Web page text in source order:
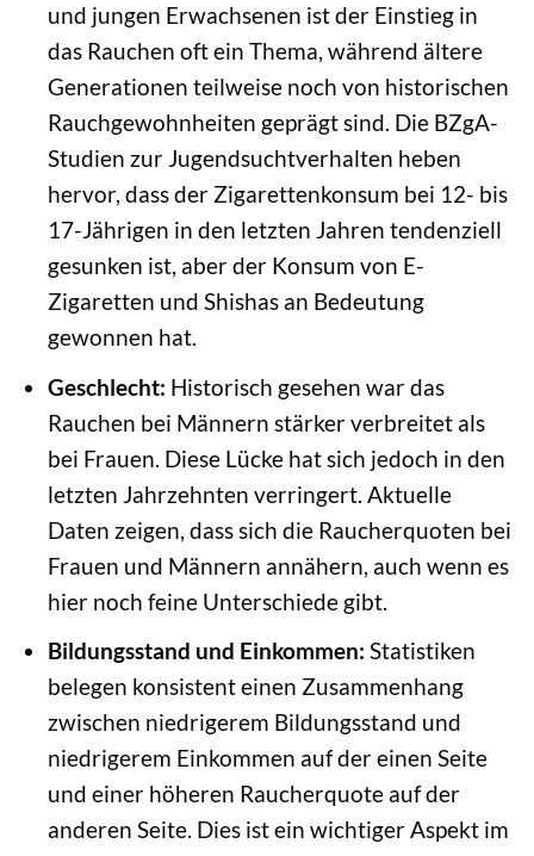
und jungen Erwachsenen ist der Einstieg in
das Rauchen oft ein Thema, während ältere
Generationen teilweise noch von historischen
Rauchgewohnheiten geprägt sind. Die BZgA-
Studien zur Jugendsuchtverhalten heben
hervor, dass der Zigarettenkonsum bei 12- bis
17-Jährigen in den letzten Jahren tendenziell
gesunken ist, aber der Konsum von E-
Zigaretten und Shishas an Bedeutung
gewonnen hat.
Geschlecht: Historisch gesehen war das
Rauchen bei Männern stärker verbreitet als
bei Frauen. Diese Lücke hat sich jedoch in den
letzten Jahrzehnten verringert. Aktuelle
Daten zeigen, dass sich die Raucherquoten bei
Frauen und Männern annähern, auch wenn es
hier noch feine Unterschiede gibt.
Bildungsstand und Einkommen: Statistiken
belegen konsistent einen Zusammenhang
zwischen niedrigerem Bildungsstand und
niedrigerem Einkommen auf der einen Seite
und einer höheren Raucherquote auf der
anderen Seite. Dies ist ein wichtiger Aspekt im